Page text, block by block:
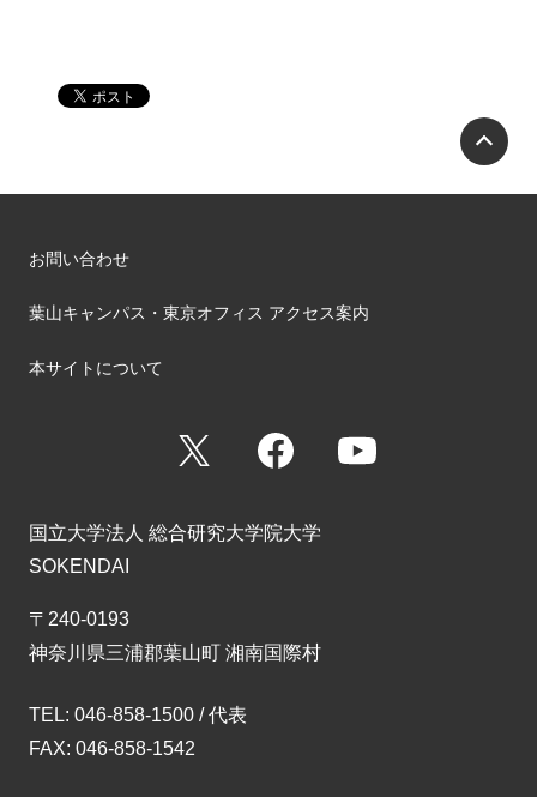
お問い合わせ
葉山キャンパス・東京オフィス アクセス案内
本サイトについて
Facebook
国立大学法人 総合研究大学院大学
SOKENDAI
〒240-0193
神奈川県三浦郡葉山町 湘南国際村
TEL: 046-858-1500 / 代表
FAX: 046-858-1542